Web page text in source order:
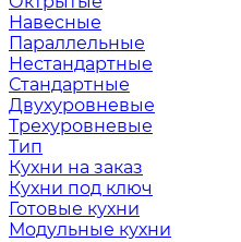
Навесные
Параллельные
Нестандартные
Стандартные
Двухуровневые
Трехуровневые
Тип
Кухни на заказ
Кухни под ключ
Готовые кухни
Модульные кухни